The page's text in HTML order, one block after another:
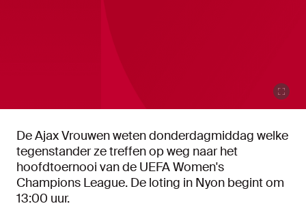
De Ajax Vrouwen weten donderdagmiddag welke
tegenstander ze treffen op weg naar het
hoofdtoernooi van de UEFA Women's
Champions League. De loting in Nyon begint om
13:00 uur.